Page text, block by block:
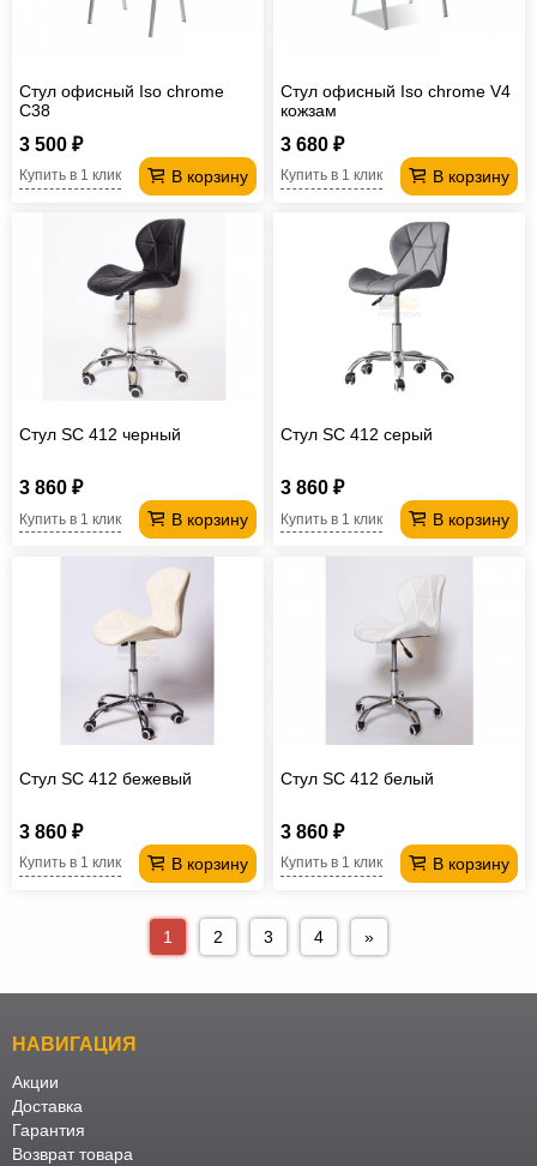
Стул офисный Iso chrome
C38
3 500 ₽
В корзину
Купить в 1 клик
Стул офисный Iso chrome V4
кожзам
3 680 ₽
В корзину
Купить в 1 клик
Стул SC 412 черный
3 860 ₽
В корзину
Купить в 1 клик
Стул SC 412 серый
3 860 ₽
В корзину
Купить в 1 клик
Стул SC 412 бежевый
3 860 ₽
В корзину
Купить в 1 клик
Стул SC 412 белый
3 860 ₽
В корзину
Купить в 1 клик
1 2 3 4 »
НАВИГАЦИЯ
Акции
Доставка
Гарантия
Возврат товара